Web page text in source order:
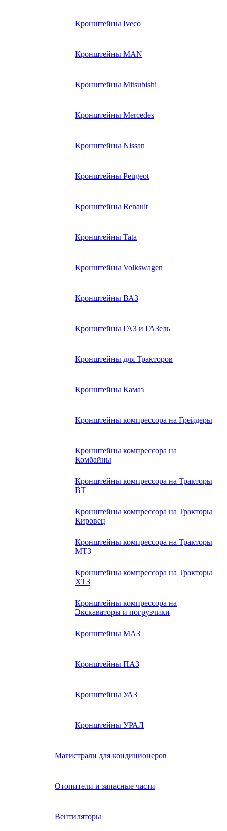
Кронштейны Iveco
Кронштейны MAN
Кронштейны Mitsubishi
Кронштейны Mеrcedes
Кронштейны Nissan
Кронштейны Peugeot
Кронштейны Renault
Кронштейны Tata
Кронштейны Volkswagen
Кронштейны ВАЗ
Кронштейны ГАЗ и ГАЗель
Кронштейны для Тракторов
Кронштейны Камаз
Кронштейны компрессора на Грейдеры
Кронштейны компрессора на
Комбайны
Кронштейны компрессора на Тракторы
ВТ
Кронштейны компрессора на Тракторы
Кировец
Кронштейны компрессора на Тракторы
МТЗ
Кронштейны компрессора на Тракторы
ХТЗ
Кронштейны компрессора на
Экскаваторы и погрузчики
Кронштейны МАЗ
Кронштейны ПАЗ
Кронштейны УАЗ
Кронштейны УРАЛ
Магистрали для кондиционеров
Отопители и запасные части
Вентиляторы